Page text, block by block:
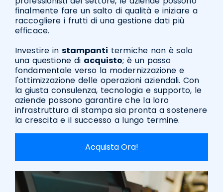
finalmente fare un salto di qualità e iniziare a
raccogliere i frutti di una gestione dati più
efficace.
Investire in stampanti termiche non è solo
una questione di acquisto; è un passo
fondamentale verso la modernizzazione e
l'ottimizzazione delle operazioni aziendali. Con
la giusta consulenza, tecnologia e supporto, le
aziende possono garantire che la loro
infrastruttura di stampa sia pronta a sostenere
la crescita e il successo a lungo termine.
Acquista Ora!